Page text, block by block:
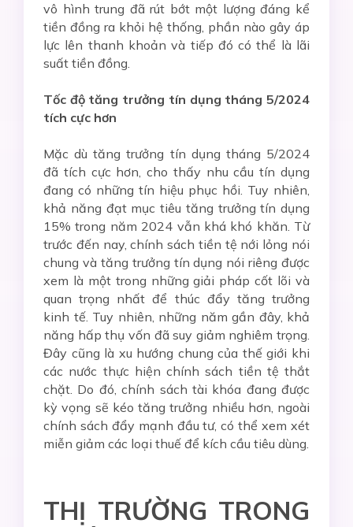
vô hình trung đã rút bớt một lượng đáng kể
tiền đồng ra khỏi hệ thống, phần nào gây áp
lực lên thanh khoản và tiếp đó có thể là lãi
suất tiền đồng.
Tốc độ tăng trưởng tín dụng tháng 5/2024
tích cực hơn
Mặc dù tăng trưởng tín dụng tháng 5/2024
đã tích cực hơn, cho thấy nhu cầu tín dụng
đang có những tín hiệu phục hồi. Tuy nhiên,
khả năng đạt mục tiêu tăng trưởng tín dụng
15% trong năm 2024 vẫn khá khó khăn. Từ
trước đến nay, chính sách tiền tệ nới lỏng nói
chung và tăng trưởng tín dụng nói riêng được
xem là một trong những giải pháp cốt lõi và
quan trọng nhất để thúc đẩy tăng trưởng
kinh tế. Tuy nhiên, những năm gần đây, khả
năng hấp thụ vốn đã suy giảm nghiêm trọng.
Đây cũng là xu hướng chung của thế giới khi
các nước thực hiện chính sách tiền tệ thắt
chặt. Do đó, chính sách tài khóa đang được
kỳ vọng sẽ kéo tăng trưởng nhiều hơn, ngoài
chính sách đẩy mạnh đầu tư, có thể xem xét
miễn giảm các loại thuế để kích cầu tiêu dùng.
THỊ TRƯỜNG TRONG